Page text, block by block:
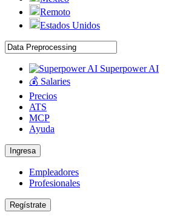
Remoto
Estados Unidos
Superpower AI
💰 Salaries
Precios
ATS
MCP
Ayuda
Ingresa
Empleadores
Profesionales
Regístrate